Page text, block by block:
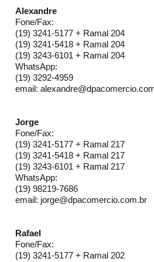
Alexandre
Fone/Fax:
(19) 3241-5177 + Ramal 204
(19) 3241-5418 + Ramal 204
(19) 3243-6101 + Ramal 204
WhatsApp:
(19) 3292-4959
email:
Jorge
Fone/Fax:
(19) 3241-5177 + Ramal 217
(19) 3241-5418 + Ramal 217
(19) 3243-6101 + Ramal 217
WhatsApp:
(19) 98219-7686
email: jorge@dpacomercio.com.br
Rafael
Fone/Fax:
(19) 3241-5177 + Ramal 202